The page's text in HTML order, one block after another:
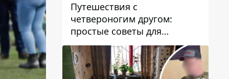
Путешествия с
четвероногим другом:
простые советы для
поездок с животными